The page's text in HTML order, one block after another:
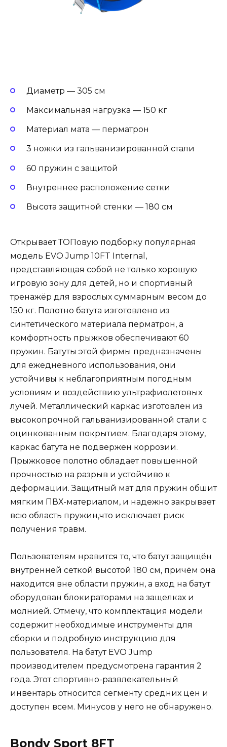
Диаметр — 305 см
Максимальная нагрузка — 150 кг
Материал мата — перматрон
3 ножки из гальванизированной стали
60 пружин с защитой
Внутреннее расположение сетки
Высота защитной стенки — 180 см
Открывает ТОПовую подборку популярная
модель EVO Jump 10FT Internal,
представляющая собой не только хорошую
игровую зону для детей, но и спортивный
тренажёр для взрослых суммарным весом до
150 кг. Полотно батута изготовлено из
синтетического материала перматрон, а
комфортность прыжков обеспечивают 60
пружин. Батуты этой фирмы предназначены
для ежедневного использования, они
устойчивы к неблагоприятным погодным
условиям и воздействию ультрафиолетовых
лучей. Металлический каркас изготовлен из
высокопрочной гальванизированной стали с
оцинкованным покрытием. Благодаря этому,
каркас батута не подвержен коррозии.
Прыжковое полотно обладает повышенной
прочностью на разрыв и устойчиво к
деформации. Защитный мат для пружин обшит
мягким ПВХ-материалом, и надежно закрывает
всю область пружин,что исключает риск
получения травм.
Пользователям нравится то, что батут защищён
внутренней сеткой высотой 180 см, причём она
находится вне области пружин, а вход на батут
оборудован блокираторами на защелках и
молнией. Отмечу, что комплектация модели
содержит необходимые инструменты для
сборки и подробную инструкцию для
пользователя. На батут EVO Jump
производителем предусмотрена гарантия 2
года. Этот спортивно-развлекательный
инвентарь относится сегменту средних цен и
доступен всем. Минусов у него не обнаружено.
Bondy Sport 8FT